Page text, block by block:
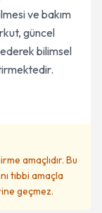
ve bakım
güncel
bilimsel
amaçlıdır. Bu
tıbbi amaçla
geçmez.